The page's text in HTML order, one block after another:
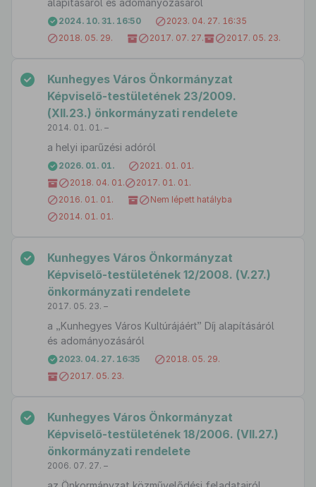
alapításáról és adományozásáról
2024. 10. 31. 16:50
2023. 04. 27. 16:35
2018. 05. 29.
2017. 07. 27. 2017. 05. 23.
Kunhegyes Város Önkormányzat
Képviselő-testületének 23/2009.
(XII.23.) önkormányzati rendelete
2014. 01. 01. –
a helyi iparűzési adóról
2026. 01. 01.
2021. 01. 01.
2018. 04. 01.
2017. 01. 01.
2016. 01. 01.
Nem lépett hatályba
2014. 01. 01.
Kunhegyes Város Önkormányzat
Képviselő-testületének 12/2008. (V.27.)
önkormányzati rendelete
2017. 05. 23. –
a „Kunhegyes Város Kultúrájáért” Díj alapításáról
és adományozásáról
2023. 04. 27. 16:35
2018. 05. 29.
2017. 05. 23.
Kunhegyes Város Önkormányzat
Képviselő-testületének 18/2006. (VII.27.)
önkormányzati rendelete
2006. 07. 27. –